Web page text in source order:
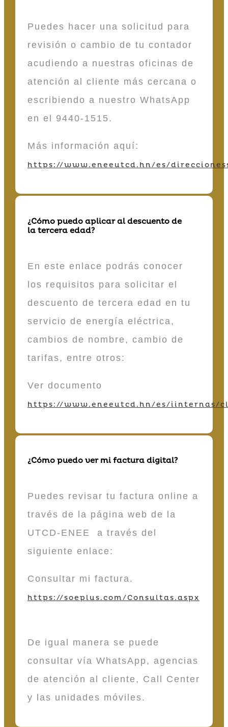
Puedes hacer una solicitud para
revisión o cambio de tu contador
acudiendo a nuestras oficinas de
atención al cliente más cercana o
escribiendo a nuestro WhatsApp
en el 9440-1515.
Más información aquí:
https://www.eneeutcd.hn/es/
¿Cómo puedo aplicar al descuento de
la tercera edad?
En este enlace podrás conocer
los requisitos para solicitar el
descuento de tercera edad en tu
servicio de energía eléctrica,
cambios de nombre, cambio de
tarifas, entre otros:
Ver documento
https://www.eneeutcd.hn/es/iinternas/
¿Cómo puedo ver mi factura digital?
Puedes revisar tu factura online a
través de la página web de la
UTCD-ENEE a través del
siguiente enlace:
Consultar mi factura.
https://soeplus.com/Consultas.aspx
De igual manera se puede
consultar vía WhatsApp, agencias
de atención al cliente, Call Center
y las unidades móviles.